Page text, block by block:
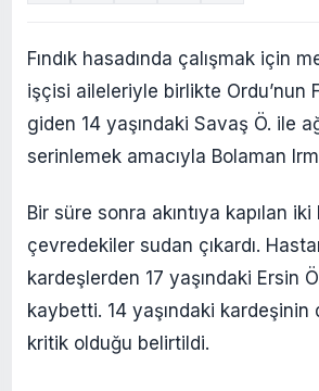
Fındık hasadında çalışmak için
işçisi aileleriyle birlikte Ordu’nun
giden 14 yaşındaki Savaş Ö. ile
serinlemek amacıyla Bolaman
Bir süre sonra akıntıya kapılan
çevredekiler sudan çıkardı.
kardeşlerden 17 yaşındaki Ersin
kaybetti. 14 yaşındaki kardeşinin
kritik olduğu belirtildi.